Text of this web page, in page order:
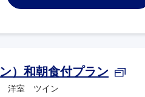
）和朝食付プラン
洋室 ツイン